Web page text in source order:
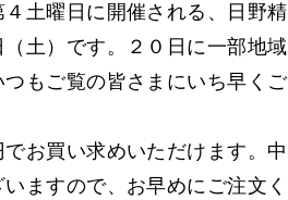
土曜日に開催される、日野精
土）です。２０日に一部地域
もご覧の皆さまにいち早くご
お買い求めいただけます。中
ますので、お早めにご注文く